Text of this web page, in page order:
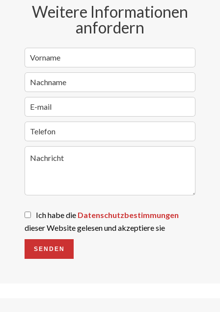
Weitere Informationen
anfordern
Ich habe die Datenschutzbestimmungen
dieser Website gelesen und akzeptiere sie
SENDEN